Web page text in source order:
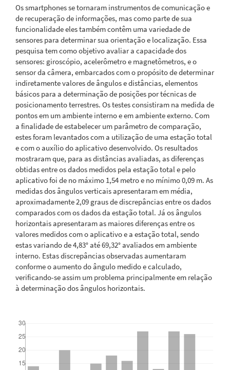
Os smartphones se tornaram instrumentos de comunicação e
de recuperação de informações, mas como parte de sua
funcionalidade eles também contêm uma variedade de
sensores para determinar sua orientação e localização. Essa
pesquisa tem como objetivo avaliar a capacidade dos
sensores: giroscópio, acelerômetro e magnetômetros, e o
sensor da câmera, embarcados com o propósito de determinar
indiretamente valores de ângulos e distâncias, elementos
básicos para a determinação de posições por técnicas de
posicionamento terrestres. Os testes consistiram na medida de
pontos em um ambiente interno e em ambiente externo. Com
a finalidade de estabelecer um parâmetro de comparação,
estes foram levantados com a utilização de uma estação total
e com o auxílio do aplicativo desenvolvido. Os resultados
mostraram que, para as distâncias avaliadas, as diferenças
obtidas entre os dados medidos pela estação total e pelo
aplicativo foi de no máximo 1,54 metro e no mínimo 0,09 m. As
medidas dos ângulos verticais apresentaram em média,
aproximadamente 2,09 graus de discrepâncias entre os dados
comparados com os dados da estação total. Já os ângulos
horizontais apresentaram as maiores diferenças entre os
valores medidos com o aplicativo e a estação total, sendo
estas variando de 4,83° até 69,32° avaliados em ambiente
interno. Estas discrepâncias observadas aumentaram
conforme o aumento do ângulo medido e calculado,
verificando-se assim um problema principalmente em relação
à determinação dos ângulos horizontais.